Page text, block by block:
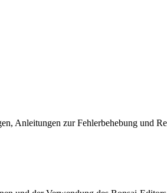
zur Fehlerbehebung und